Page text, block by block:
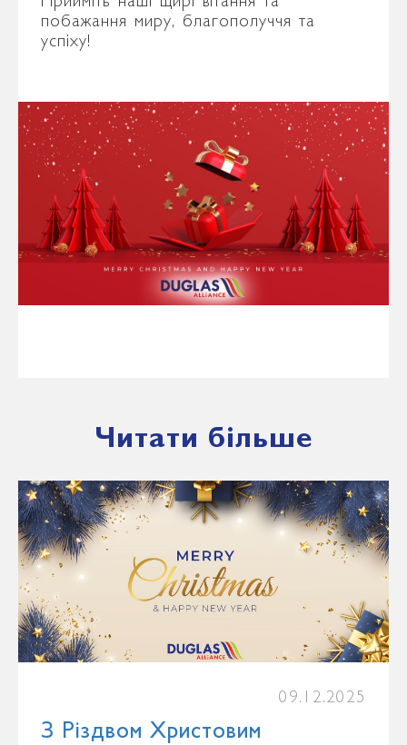
побажання миру, благополуччя та
успіху!
Читати більше
09.12.2025
З Різдвом Христовим